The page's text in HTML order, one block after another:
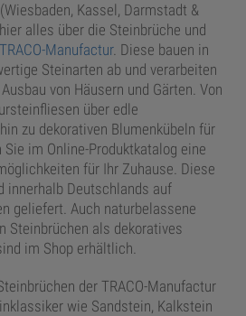
Kassel, Darmstadt &
alles über die Steinbrüche und
TRACO-Manufactur. Diese bauen in
Steinarten ab und verarbeiten
von Häusern und Gärten. Von
über edle
zu dekorativen Blumenkübeln für
im Online-Produktkatalog eine
für Ihr Zuhause. Diese
innerhalb Deutschlands auf
geliefert. Auch naturbelassene
Steinbrüchen als dekoratives
im Shop erhältlich.
der TRACO-Manufactur
wie Sandstein, Kalkstein